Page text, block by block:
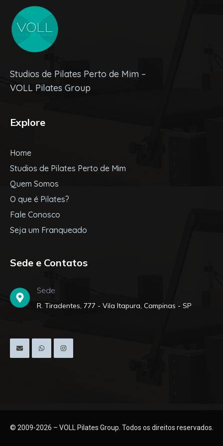
Studios de Pilates Perto de Mim –
VOLL Pilates Group
Explore
Home
Studios de Pilates Perto de Mim
Quem Somos
O que é Pilates?
Fale Conosco
Seja um Franqueado
Sede e Contatos
Sede
R. Tiradentes, 777 - Vila Itapura, Campinas - SP
© 2009-2026 – VOLL Pilates Group. Todos os direitos reservados.